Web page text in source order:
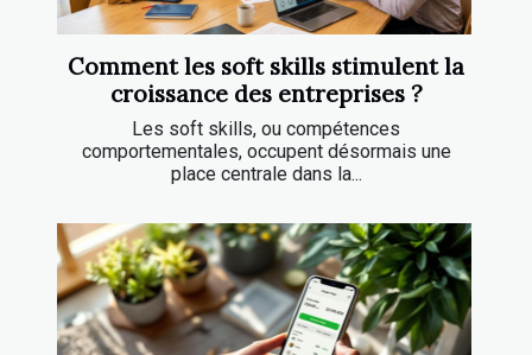
Comment les soft skills stimulent la
croissance des entreprises ?
Les soft skills, ou compétences
comportementales, occupent désormais une
place centrale dans la...